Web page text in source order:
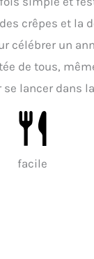
crêpes et la
célébrer un
de tous,
lancer dans
facile